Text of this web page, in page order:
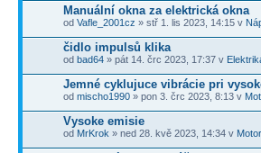
Manuální okna za elektrická okna
od Vafle_2001cz » stř 1. lis 2023, 14:15 v
čidlo impulsů klika
od bad64 » pát 14. črc 2023, 17:37 v
Jemné cyklujuce vibrácie pri
od mischo1990 » pon 3. črc 2023, 8:13 v
Vysoke emisie
od MrKrok » ned 28. kvě 2023, 14:34 v